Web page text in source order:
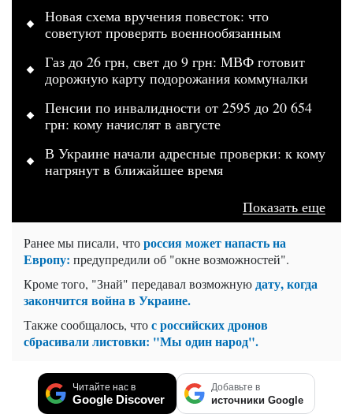
Новая схема вручения повесток: что
советуют проверять военнообязанным
Газ до 26 грн, свет до 9 грн: МВФ готовит
дорожную карту подорожания коммуналки
Пенсии по инвалидности от 2595 до 20 654
грн: кому начислят в августе
В Украине начали адресные проверки: к кому
нагрянут в ближайшее время
Показать еще
Ранее мы писали, чтороссия может напасть на
Европу: предупредили об "окне возможностей".
Кроме того, "Знай" передавал возможную дату, когда
закончится война в Украине.
Также сообщалось, чтос российских дронов
сбрасивали листовки: "Мы один народ".
Читайте нас в
Google Discover
Добавьте в
источники Google